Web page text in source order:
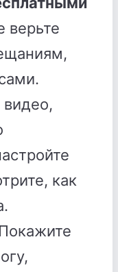
верьте
видео,
как
Покажите